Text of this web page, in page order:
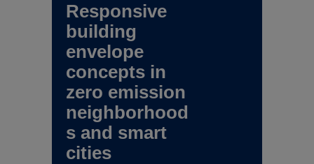
Responsive
building
envelope
concepts in
zero emission
neighborhood
s and smart
cities